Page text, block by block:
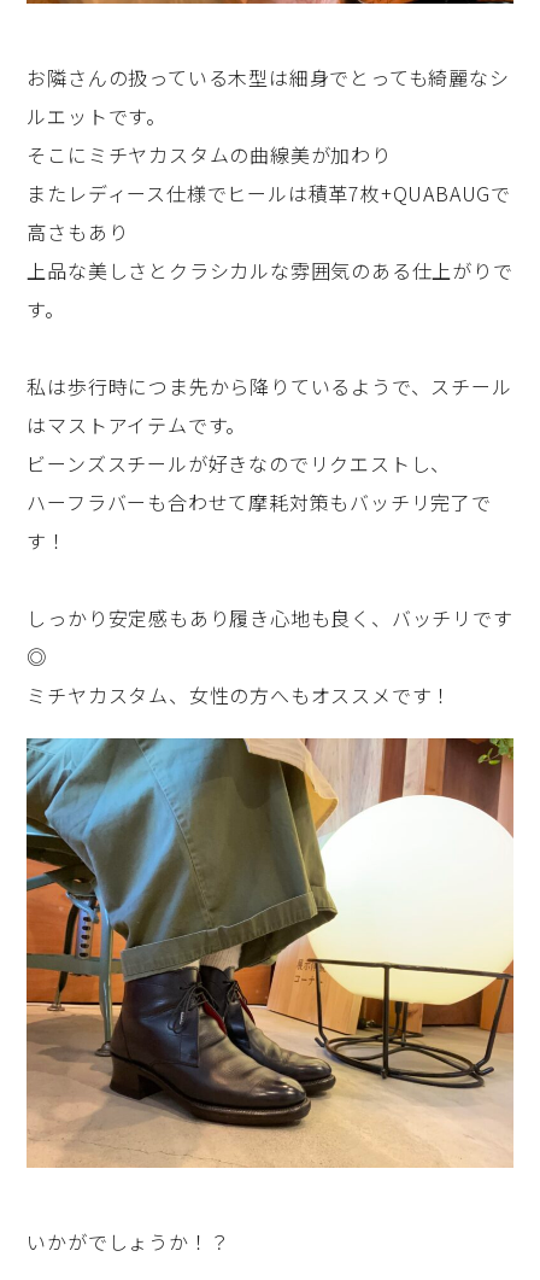
お隣さんの扱っている木型は細身でとっても綺麗なシ
ルエットです。
そこにミチヤカスタムの曲線美が加わり
またレディース仕様でヒールは積革7枚+QUABAUGで
高さもあり
上品な美しさとクラシカルな雰囲気のある仕上がりで
す。
私は歩行時につま先から降りているようで、スチール
はマストアイテムです。
ビーンズスチールが好きなのでリクエストし、
ハーフラバーも合わせて摩耗対策もバッチリ完了で
す！
しっかり安定感もあり履き心地も良く、バッチリです
◎
ミチヤカスタム、女性の方へもオススメです！
いかがでしょうか！？